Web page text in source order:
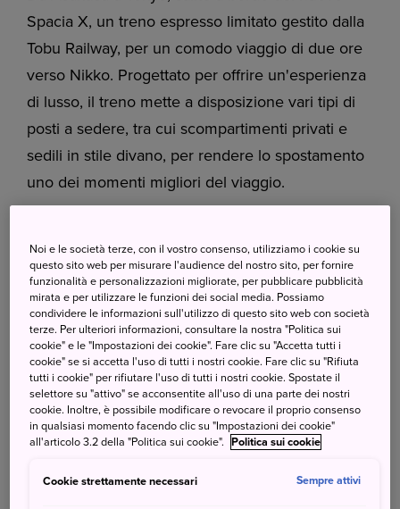
Spacia X, un treno espresso limitato gestito dalla
Tobu Railway, per un comodo viaggio di due ore
verso Nikko. Progettato per offrire un'esperienza
di lusso, il treno mette a disposizione vari tipi di
posti a sedere, tra cui scompartimenti privati e
sedili in stile divano, per rendere lo spostamento
uno dei momenti migliori del viaggio.
Noi e le società terze, con il vostro consenso, utilizziamo i cookie su
questo sito web per misurare l'audience del nostro sito, per fornire
funzionalità e personalizzazioni migliorate, per pubblicare pubblicità
mirata e per utilizzare le funzioni dei social media. Possiamo
condividere le informazioni sull'utilizzo di questo sito web con società
terze. Per ulteriori informazioni, consultare la nostra "Politica sui
cookie" e le "Impostazioni dei cookie". Fare clic su "Accetta tutti i
cookie" se si accetta l'uso di tutti i nostri cookie. Fare clic su "Rifiuta
tutti i cookie" per rifiutare l'uso di tutti i nostri cookie. Spostate il
selettore su "attivo" se acconsentite all'uso di una parte dei nostri
cookie. Inoltre, è possibile modificare o revocare il proprio consenso
in qualsiasi momento facendo clic su "Impostazioni dei cookie"
all'articolo 3.2 della "Politica sui cookie". Politica sui cookie
Cookie strettamente necessari Sempre attivi